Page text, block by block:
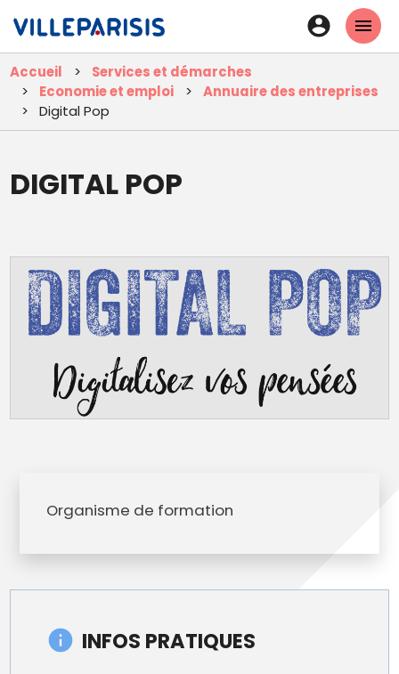
contenu
principal
En-
tête
-
Accueil
Services et démarches
Economie et emploi
Annuaire des entreprises
Digital Pop
DIGITAL POP
Organisme de formation
INFOS PRATIQUES